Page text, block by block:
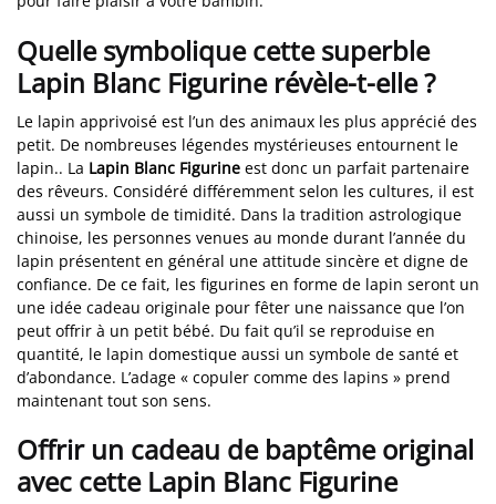
Quelle symbolique cette superble
Lapin Blanc Figurine révèle-t-elle ?
Le lapin apprivoisé est l’un des animaux les plus apprécié des
petit. De nombreuses légendes mystérieuses entournent le
lapin.. La Lapin Blanc Figurine est donc un parfait partenaire
des rêveurs. Considéré différemment selon les cultures, il est
aussi un symbole de timidité. Dans la tradition astrologique
chinoise, les personnes venues au monde durant l’année du
lapin présentent en général une attitude sincère et digne de
confiance. De ce fait, les figurines en forme de lapin seront un
une idée cadeau originale pour fêter une naissance que l’on
peut offrir à un petit bébé. Du fait qu’il se reproduise en
quantité, le lapin domestique aussi un symbole de santé et
d’abondance. L’adage « copuler comme des lapins » prend
maintenant tout son sens.
Offrir un cadeau de baptême original
avec cette Lapin Blanc Figurine